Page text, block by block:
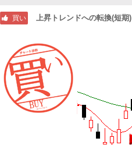
買い 上昇トレンドへの転換(短期)